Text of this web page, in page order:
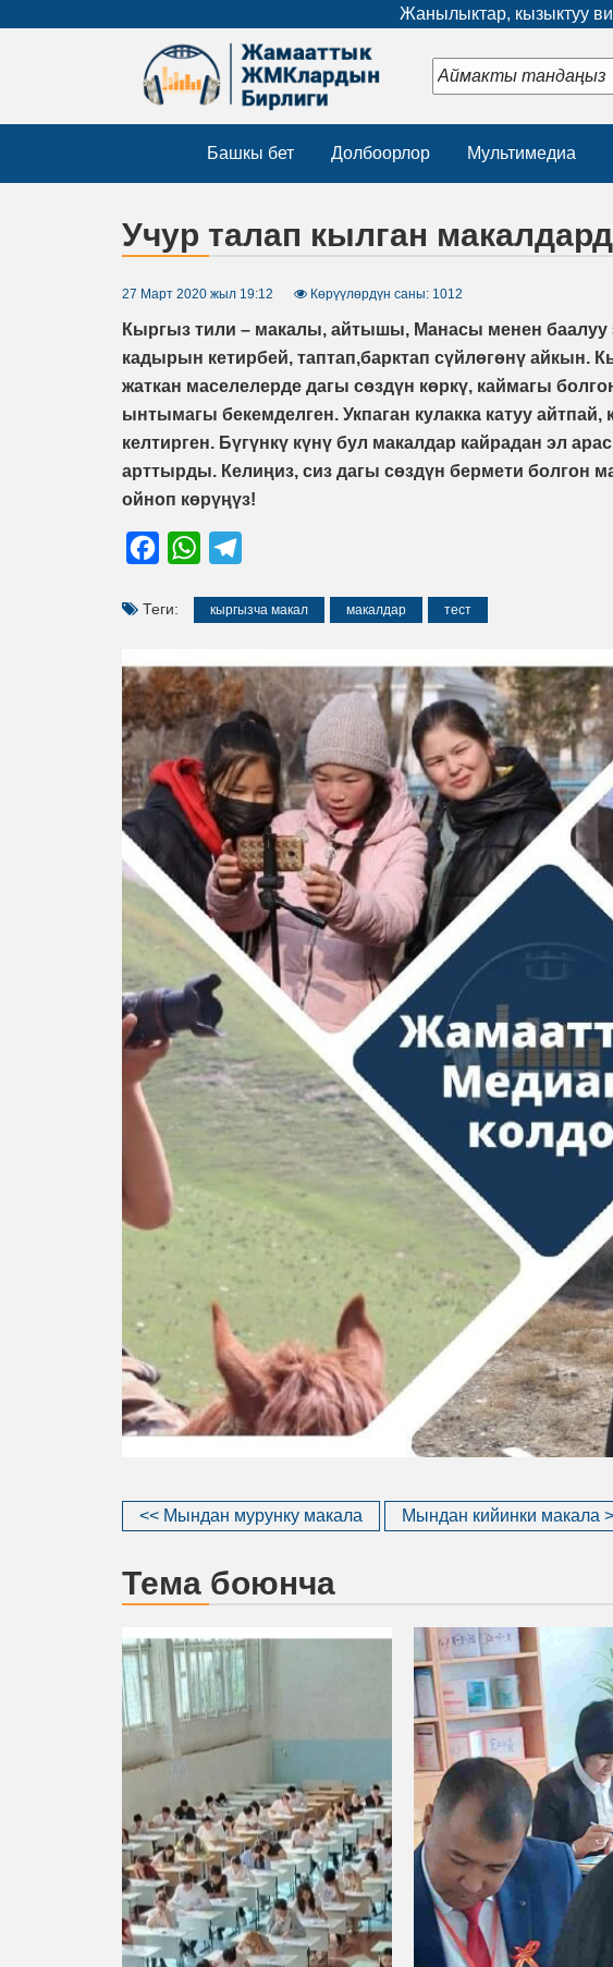
Жанылыктар, кызыктуу
Башкы бет Долбоорлор Мультимедиа
Учур талап кылган
27 Март 2020 жыл 19:12 Көрүүлөрдүн саны: 1012
Кыргыз тили – макалы, айтышы, Манасы менен баалуу
кадырын кетирбей, таптап,барктап сүйлөгөнү айкын.
жаткан маселелерде дагы сөздүн көркү, каймагы
ынтымагы бекемделген. Укпаган кулакка катуу
келтирген. Бүгүнкү күнү бул макалдар кайрадан эл
арттырды. Келиңиз, сиз дагы сөздүн бермети болгон
ойноп көрүңүз!
FacebookWhatsApp
Теги: кыргызча макал макалдар тест
<< Мындан мурунку макала Мындан кийинки макала
Тема боюнча